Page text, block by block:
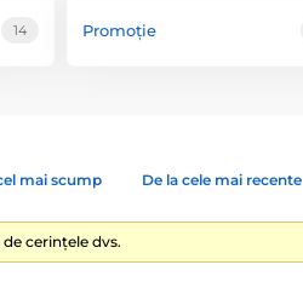
14 Promoție
mai scump De la cele mai recente
cerințele dvs.